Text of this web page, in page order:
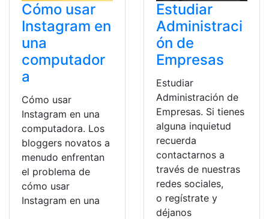
Cómo usar
Instagram en
una
computador
a
Cómo usar
Instagram en una
computadora. Los
bloggers novatos a
menudo enfrentan
el problema de
cómo usar
Instagram en una
Estudiar
Administraci
ón de
Empresas
Estudiar
Administración de
Empresas. Si tienes
alguna inquietud
recuerda
contactarnos a
través de nuestras
redes sociales,
o regístrate y
déjanos